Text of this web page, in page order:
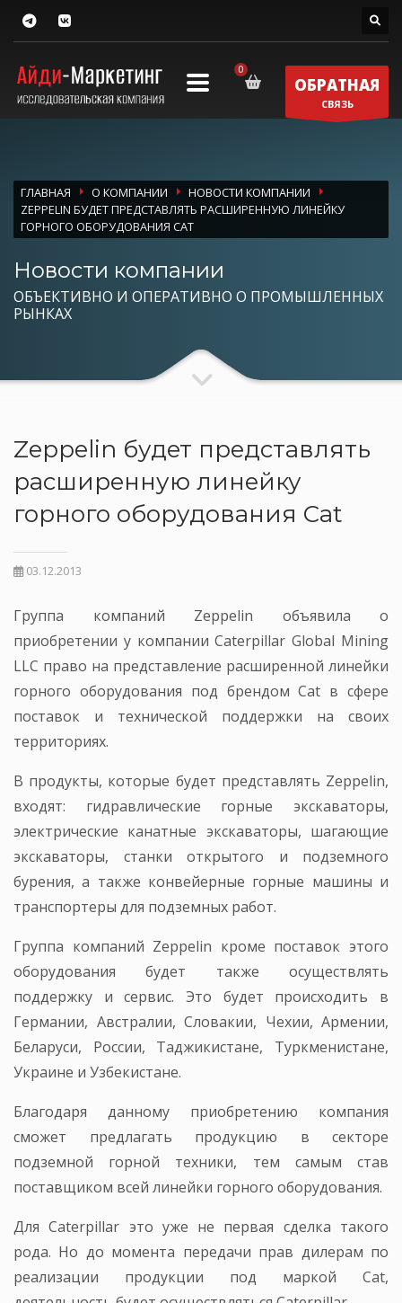
ОБРАТНАЯ
СВЯЗЬ
ГЛАВНАЯ О КОМПАНИИ
НОВОСТИ КОМПАНИИ
ZEPPELIN БУДЕТ ПРЕДСТАВЛЯТЬ РАСШИРЕННУЮ ЛИНЕЙКУ
ГОРНОГО ОБОРУДОВАНИЯ CAT
Новости компании
ОБЪЕКТИВНО И ОПЕРАТИВНО О ПРОМЫШЛЕННЫХ
РЫНКАХ
Zeppelin будет представлять
расширенную линейку
горного оборудования Cat
03.12.2013
Группа компаний Zeppelin объявила о
приобретении у компании Caterpillar Global Mining
LLC право на представление расширенной линейки
горного оборудования под брендом Cat в сфере
поставок и технической поддержки на своих
территориях.
В продукты, которые будет представлять Zeppelin,
входят: гидравлические горные экскаваторы,
электрические канатные экскаваторы, шагающие
экскаваторы, станки открытого и подземного
бурения, а также конвейерные горные машины и
транспортеры для подземных работ.
Группа компаний Zeppelin кроме поставок этого
оборудования будет также осуществлять
поддержку и сервис. Это будет происходить в
Германии, Австралии, Словакии, Чехии, Армении,
Беларуси, России, Таджикистане, Туркменистане,
Украине и Узбекистане.
Благодаря данному приобретению компания
сможет предлагать продукцию в секторе
подземной горной техники, тем самым став
поставщиком всей линейки горного оборудования.
Для Caterpillar это уже не первая сделка такого
рода. Но до момента передачи прав дилерам по
реализации продукции под маркой Cat,